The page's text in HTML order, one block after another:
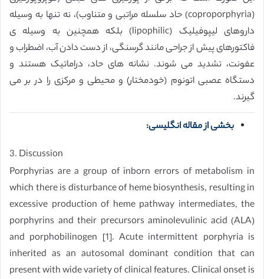
(coproporphyria) حاد سلسله مراتبی و متناوب)، نه تنها به وسیله
داروهای لیپوفیلیک (lipophilic) بلکه همچنین به وسیله ی
فاکتورهای پیش از جراحی مانند گرسنگی، از دست دادن آب، اضطراب و
عفونت، تشدید می شوند. نشانه های حاد، دراماتیک هستند و
دستگاه عصبی اتونوم (خودمختار) و محیطی و مرکزی را در بر می
گیرند.
بخشی از مقاله انگلیسی:
3. Discussion
Porphyrias are a group of inborn errors of metabolism in
which there is disturbance of heme biosynthesis, resulting in
excessive production of heme pathway intermediates, the
porphyrins and their precursors aminolevulinic acid (ALA)
and porphobilinogen [1]. Acute intermittent porphyria is
inherited as an autosomal dominant condition that can
present with wide variety of clinical features. Clinical onset is